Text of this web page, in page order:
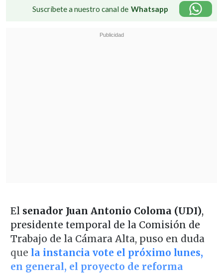
Suscríbete a nuestro canal de Whatsapp
El senador Juan Antonio Coloma (UDI),
presidente temporal de la Comisión de
Trabajo de la Cámara Alta, puso en duda
que la instancia vote el próximo lunes,
en general, el proyecto de reforma